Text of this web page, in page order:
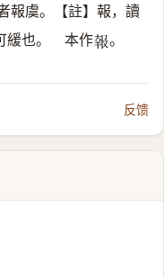
報虞。【註】報，讀
緩也。 本作𡙈 。
反馈